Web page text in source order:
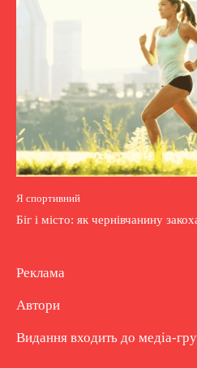
Я спортивний
Біг і місто: як чернівчанину
Реклама
Автори
Видання входить до медіа-